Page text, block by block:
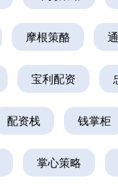
摩根策酪
宝利配资
配资栈 钱掌柜
掌心策略